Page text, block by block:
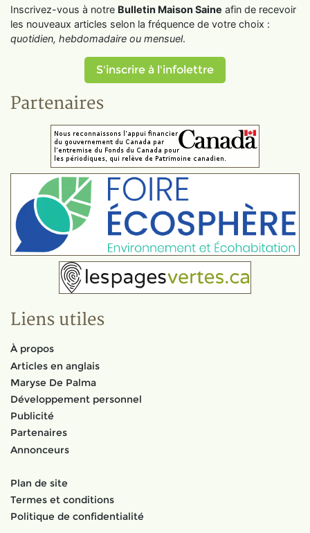
Inscrivez-vous à notre Bulletin Maison Saine afin de recevoir
les nouveaux articles selon la fréquence de votre choix :
quotidien, hebdomadaire ou mensuel.
S'inscrire à l'infolettre
Partenaires
Liens utiles
À propos
Articles en anglais
Maryse De Palma
Développement personnel
Publicité
Partenaires
Annonceurs
Plan de site
Termes et conditions
Politique de confidentialité